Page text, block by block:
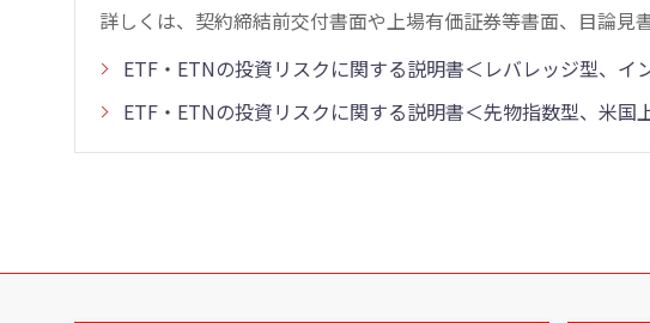
詳しくは、契約締結前交付書面や上場有価証券等書面、目論見
ETF・ETNの投資リスクに関する説明書＜レバレッジ型、イ
ETF・ETNの投資リスクに関する説明書＜先物指数型、米国
こ